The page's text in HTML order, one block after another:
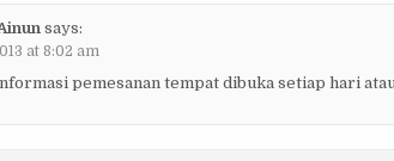
says:
at 8:02 am
pemesanan tempat dibuka setiap hari